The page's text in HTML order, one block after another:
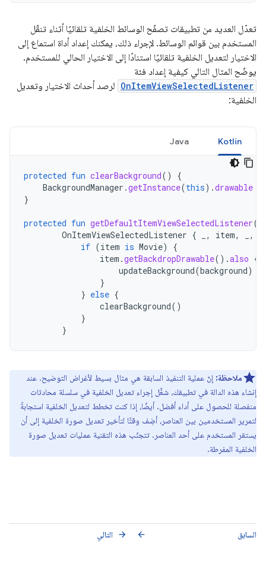
تعدّل العديد من تطبيقات تصفّح الوسائط الخلفية تلقائيًا أثناء تنقّل
المستخدم بين قوائم الوسائط. لإجراء ذلك، يمكنك إعداد أداة استماع إلى
الاختيار لتعديل الخلفية تلقائيًا استنادًا إلى الاختيار الحالي للمستخدم.
يوضّح المثال التالي كيفية إعداد فئة
OnItemViewSelectedListener لرصد أحداث الاختيار وتعديل
الخلفية:
Kotlin
Java
protected fun clearBackground()
{
BackgroundManager .getInstance(this).drawable
}
protected fun getDefaultItemViewSelectedListener
OnItemViewSelectedListener { , item, ,
if (item is Movie)
{
item .getBackdropDrawable().also {
updateBackground(background)
}
} else {
clearBackground()
}
}
ملاحظة: إنّ عملية التنفيذ السابقة هي مثال بسيط لأغراض التوضيح. عند
إنشاء هذه الدالة في تطبيقك، شغِّل إجراء تعديل الخلفية في سلسلة محادثات
منفصلة للحصول على أداء أفضل. أيضًا، إذا كنت تخطط لتعديل الخلفية استجابةً
لتمرير المستخدمين بين العناصر، أضِف وقتًا لتأخير تعديل صورة الخلفية إلى أن
يستقر المستخدم على أحد العناصر. تتجنّب هذه التقنية عمليات تعديل صورة
الخلفية المفرطة.
السابق arrow_back التالي arrow_forward